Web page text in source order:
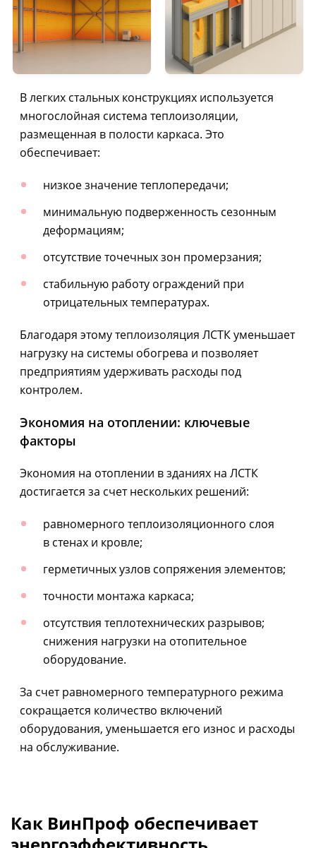
В легких стальных конструкциях используется
многослойная система теплоизоляции,
размещенная в полости каркаса. Это
обеспечивает:
низкое значение теплопередачи;
минимальную подверженность сезонным
деформациям;
отсутствие точечных зон промерзания;
стабильную работу ограждений при
отрицательных температурах.
Благодаря этому теплоизоляция ЛСТК уменьшает
нагрузку на системы обогрева и позволяет
предприятиям удерживать расходы под
контролем.
Экономия на отоплении: ключевые
факторы
Экономия на отоплении в зданиях на ЛСТК
достигается за счет нескольких решений:
равномерного теплоизоляционного слоя
в стенах и кровле;
герметичных узлов сопряжения элементов;
точности монтажа каркаса;
отсутствия теплотехнических разрывов;
снижения нагрузки на отопительное
оборудование.
За счет равномерного температурного режима
сокращается количество включений
оборудования, уменьшается его износ и расходы
на обслуживание.
Как ВинПроф обеспечивает